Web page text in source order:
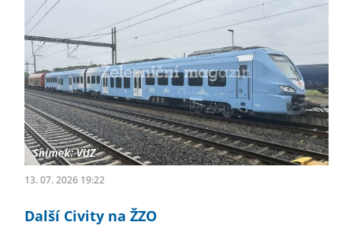
13. 07. 2026 19:22
Další Civity na ŽZO